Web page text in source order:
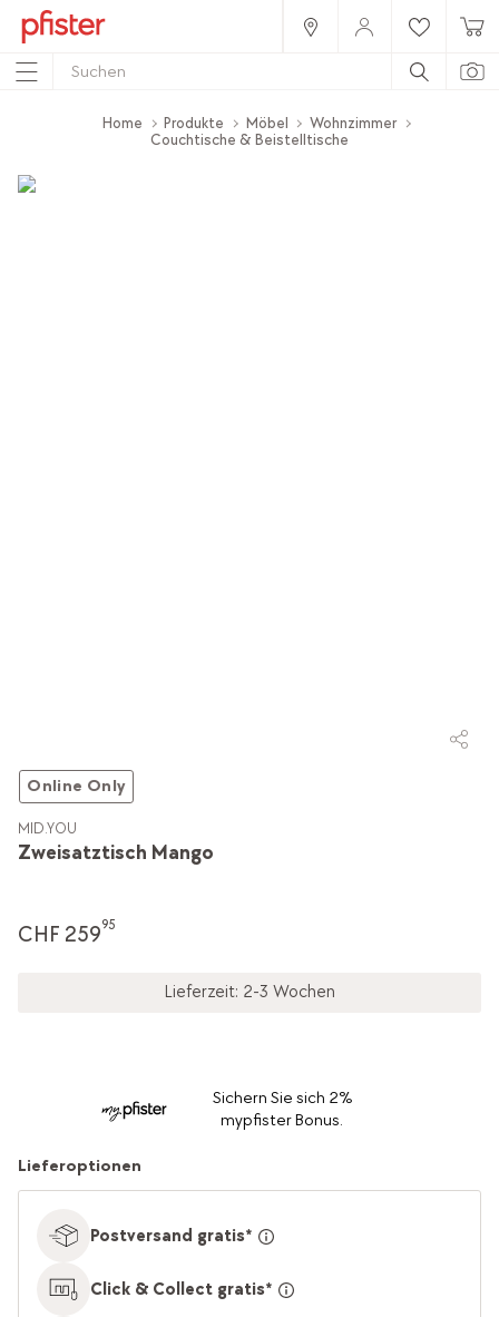
Home Produkte Möbel
Wohnzimmer
Couchtische & Beistelltische
Online Only
Zweisatztisch Mango
MID.YOU
CHF 25995
Lieferzeit: 2-3 Wochen
Sichern Sie sich 2%
mypfister Bonus.
Lieferoptionen
Postversand gratis*
Click & Collect gratis*